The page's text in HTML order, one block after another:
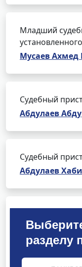
Младший
Мусаев
Судебный
Абдулаев
Судебный
Абдулаев